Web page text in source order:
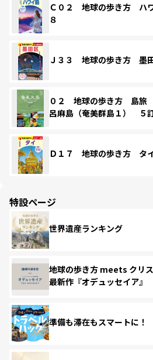
Ｃ０２ 地球の歩き方 ハ
８
Ｊ３３ 地球の歩き方 墨
０２ 地球の歩き方 島
呂麻島（奄美群島１） ５
Ｄ１７ 地球の歩き方 タ
特設ページ
世界遺産ランキング
地球の歩き方 meets クリ
最新作『オデュッセイア』
準備も滞在もスマートに